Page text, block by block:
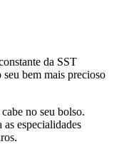
da SST
bem mais precioso
no seu bolso.
especialidades